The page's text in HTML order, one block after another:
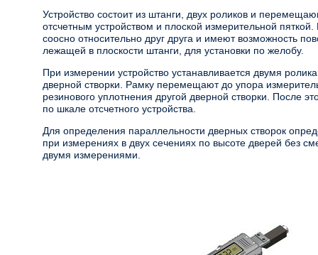
Устройство состоит из штанги, двух роликов и
отсчетным устройством и плоской измерительной
соосно относительно друг друга и имеют возможность
лежащей в плоскости штанги, для установки по желобу.
При измерении устройство устанавливается двумя
дверной створки. Рамку перемещают до упора
резинового уплотнения другой дверной створки. После
по шкале отсчетного устройства.
Для определения параллельности дверных створок
при измерениях в двух сечениях по высоте дверей без
двумя измерениями.